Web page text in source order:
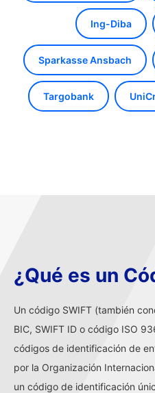
Ing-Diba
Sparkasse Ansbach
Targobank
¿Qué es un
Un código SWIFT (también
BIC, SWIFT ID o código ISO
códigos de identificación de
por la Organización
un código de identificación